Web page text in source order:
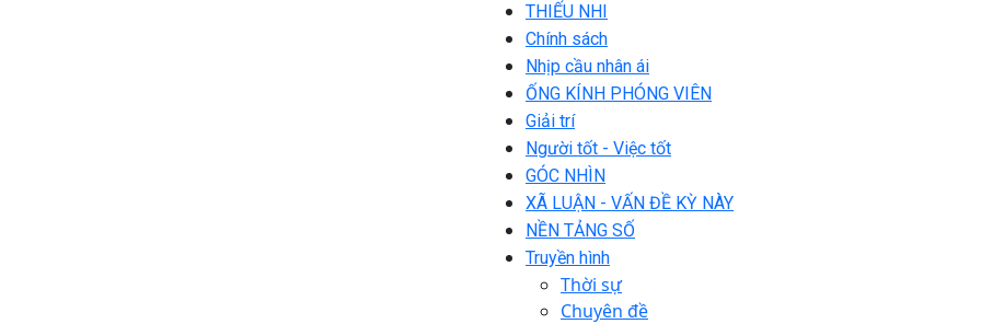
THIẾU NHI
Chính sách
Nhịp cầu nhân ái
ỐNG KÍNH PHÓNG VIÊN
Giải trí
Người tốt - Việc tốt
GÓC NHÌN
XÃ LUẬN - VẤN ĐỀ KỲ NÀY
NỀN TẢNG SỐ
Truyền hình
Thời sự
Chuyên đề